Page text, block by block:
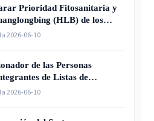
Prioridad Fitosanitaria y
(HLB) de los
Rica (Ley N° 10950)
2026-06-10
de las Personas
de Listas de
y Meritorias del Poder
2026-06-10